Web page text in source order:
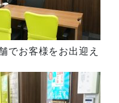
でお客様をお出迎え